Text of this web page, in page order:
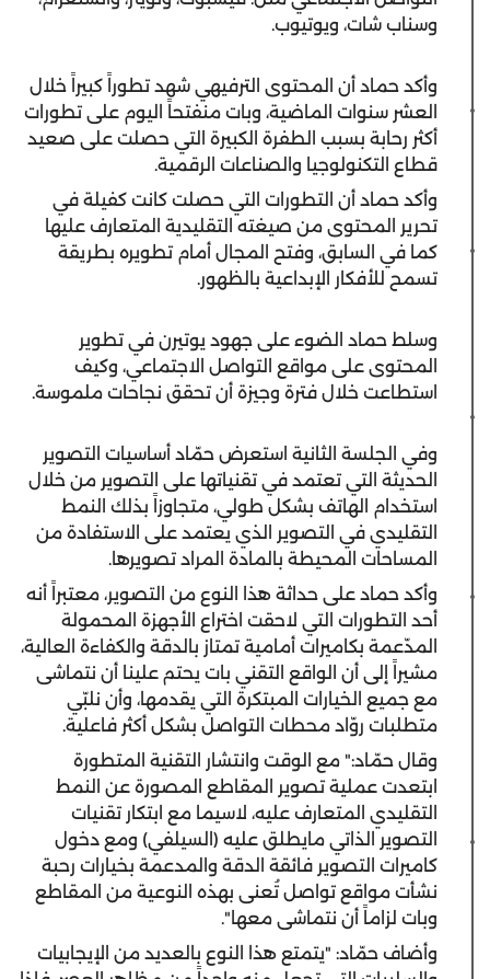
وسناب شات، ويوتيوب.
وأكد حماد أن المحتوى الترفيهي شهد تطوراً كبيراً خلال
العشر سنوات الماضية، وبات منفتحاً اليوم على تطورات
أكثر رحابة بسبب الطفرة الكبيرة التي حصلت على صعيد
قطاع التكنولوجيا والصناعات الرقمية.
وأكد حماد أن التطورات التي حصلت كانت كفيلة في
تحرير المحتوى من صيغته التقليدية المتعارف عليها
كما في السابق، وفتح المجال أمام تطويره بطريقة
تسمح للأفكار الإبداعية بالظهور.
وسلط حماد الضوء على جهود يوتيرن في تطوير
المحتوى على مواقع التواصل الاجتماعي، وكيف
استطاعت خلال فترة وجيزة أن تحقق نجاحات ملموسة.
وفي الجلسة الثانية استعرض حمّاد أساسيات التصوير
الحديثة التي تعتمد في تقنياتها على التصوير من خلال
استخدام الهاتف بشكل طولي، متجاوزاً بذلك النمط
التقليدي في التصوير الذي يعتمد على الاستفادة من
المساحات المحيطة بالمادة المراد تصويرها.
وأكد حماد على حداثة هذا النوع من التصوير، معتبراً أنه
أحد التطورات التي لاحقت اختراع الأجهزة المحمولة
المدّعمة بكاميرات أمامية تمتاز بالدقة والكفاءة العالية،
مشيراً إلى أن الواقع التقني بات يحتم علينا أن نتماشى
مع جميع الخيارات المبتكرة التي يقدمها، وأن نلبّي
متطلبات روّاد محطات التواصل بشكل أكثر فاعلية.
وقال حمّاد:" مع الوقت وانتشار التقنية المتطورة
ابتعدت عملية تصوير المقاطع المصورة عن النمط
التقليدي المتعارف عليه، لاسيما مع ابتكار تقنيات
التصوير الذاتي مايطلق عليه (السيلفي) ومع دخول
كاميرات التصوير فائقة الدقة والمدعمة بخيارات رحبة
نشأت مواقع تواصل تُعنى بهذه النوعية من المقاطع
وبات لزاماً أن نتماشى معها".
وأضاف حمّاد: "يتمتع هذا النوع بالعديد من الإيجابيات